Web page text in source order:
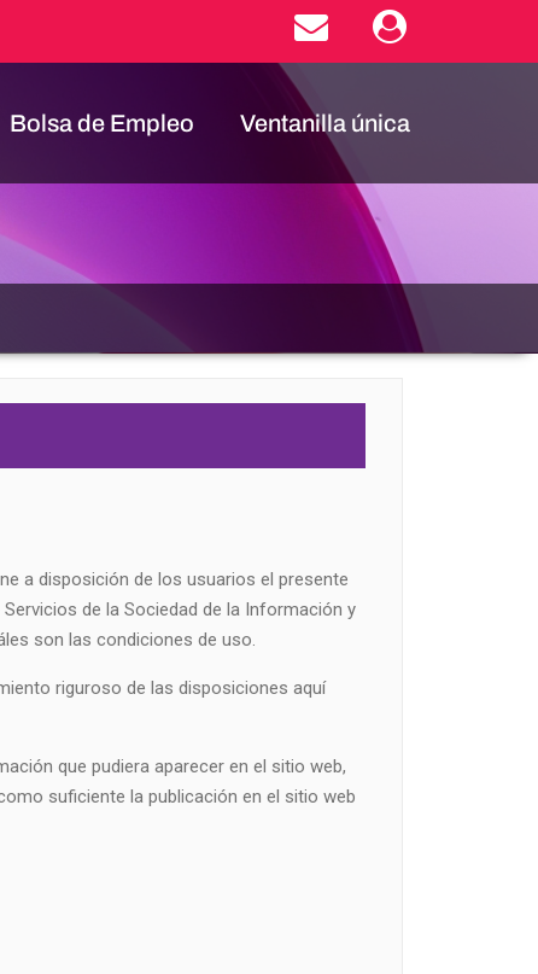
Bolsa de Empleo Ventanilla única
a disposición de los usuarios el presente
de la Sociedad de la Información y
son las condiciones de uso.
riguroso de las disposiciones aquí
que pudiera aparecer en el sitio web,
suficiente la publicación en el sitio web